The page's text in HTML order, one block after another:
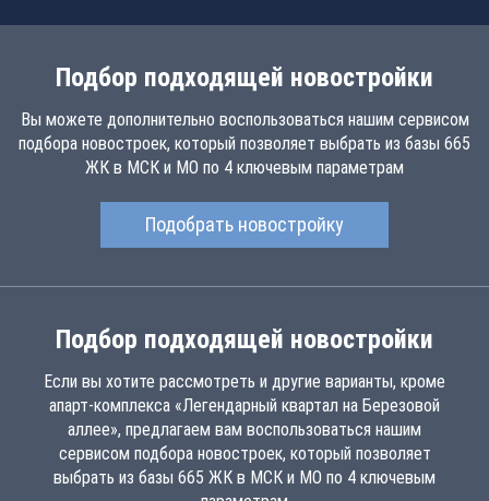
Подбор подходящей новостройки
Вы можете дополнительно воспользоваться нашим сервисом
подбора новостроек, который позволяет выбрать из базы 665
ЖК в МСК и МО по 4 ключевым параметрам
Подобрать новостройку
Подбор подходящей новостройки
Если вы хотите рассмотреть и другие варианты, кроме
апарт-комплекса «Легендарный квартал на Березовой
аллее», предлагаем вам воспользоваться нашим
сервисом подбора новостроек, который позволяет
выбрать из базы 665 ЖК в МСК и МО по 4 ключевым